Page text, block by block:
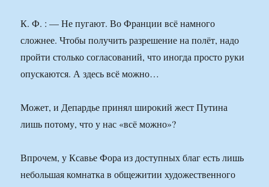
К. Ф. : — Не пугают. Во Франции всё намного
сложнее. Чтобы получить разрешение на полёт, надо
пройти столько согласований, что иногда просто руки
опускаются. А здесь всё можно…
Может, и Депардье принял широкий жест Путина
лишь потому, что у нас «всё можно»?
Впрочем, у Ксавье Фора из доступных благ есть лишь
небольшая комнатка в общежитии художественного